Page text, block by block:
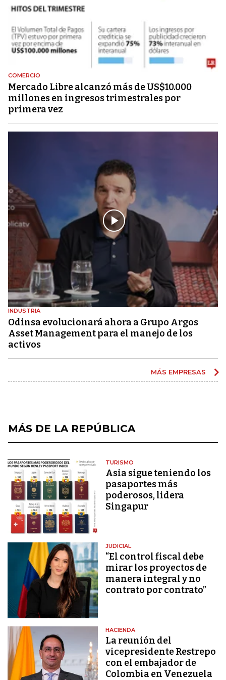
COMERCIO
Mercado Libre alcanzó más de US$10.000
millones en ingresos trimestrales por
primera vez
INDUSTRIA
Odinsa evolucionará ahora a Grupo Argos
Asset Management para el manejo de los
activos
MÁS EMPRESAS
MÁS DE LA REPÚBLICA
TURISMO
Asia sigue teniendo los
pasaportes más
poderosos, lidera
Singapur
JUDICIAL
“El control fiscal debe
mirar los proyectos de
manera integral y no
contrato por contrato”
HACIENDA
La reunión del
vicepresidente Restrepo
con el embajador de
Colombia en Venezuela